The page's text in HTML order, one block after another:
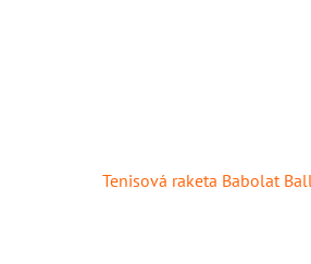
Tenisová raketa Babolat